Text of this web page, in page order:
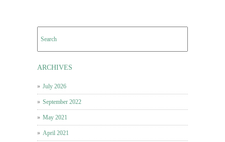
ARCHIVES
July 2026
September 2022
May 2021
April 2021